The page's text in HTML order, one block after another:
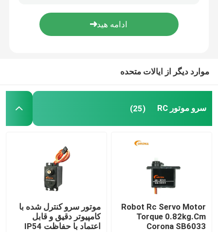
موارد دیگر از ایالات متحده
سرو موتور RC (25)
Robot Rc Servo Motor
Torque 0.82kg.Cm
Corona SB6033
موتور سرو کنترل شده با
کامپیوتر دقیق و قابل
اعتماد با حفاظت IP54